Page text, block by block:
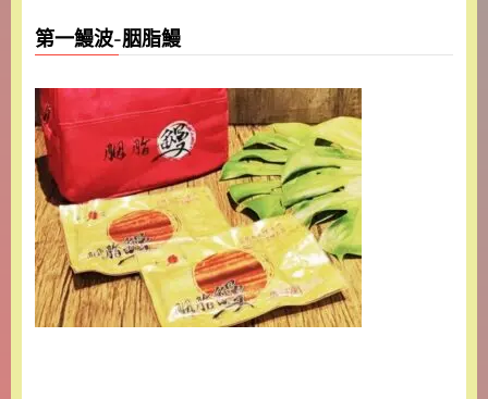
第一鰻波-胭脂鰻